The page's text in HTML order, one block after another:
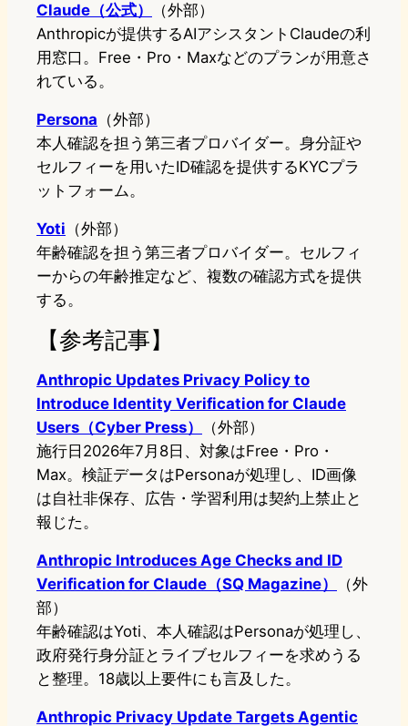
Claude（公式）
（外部）
Anthropicが提供するAIアシスタントClaudeの利
用窓口。Free・Pro・Maxなどのプランが用意さ
れている。
Persona （外部）
本人確認を担う第三者プロバイダー。身分証や
セルフィーを用いたID確認を提供するKYCプラ
ットフォーム。
Yoti （外部）
年齢確認を担う第三者プロバイダー。セルフィ
ーからの年齢推定など、複数の確認方式を提供
する。
【参考記事】
Anthropic Updates Privacy Policy to
Introduce Identity Verification for Claude
Users（Cyber Press）
（外部）
施行日2026年7月8日、対象はFree・Pro・
Max。検証データはPersonaが処理し、ID画像
は自社非保存、広告・学習利用は契約上禁止と
報じた。
Anthropic Introduces Age Checks and ID
Verification for Claude（SQ Magazine）
（外
部）
年齢確認はYoti、本人確認はPersonaが処理し、
政府発行身分証とライブセルフィーを求めうる
と整理。18歳以上要件にも言及した。
Anthropic Privacy Update Targets Agentic